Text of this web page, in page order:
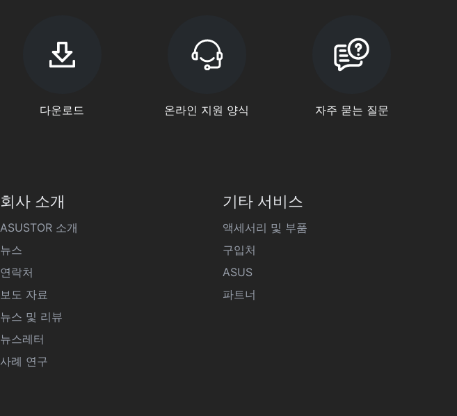
다운로드 온라인 지원 양식 자주 묻는 질문
회사 소개
ASUSTOR 소개
뉴스
연락처
보도 자료
뉴스 및 리뷰
뉴스레터
사례 연구
기타 서비스
액세서리 및 부품
구입처
ASUS
파트너